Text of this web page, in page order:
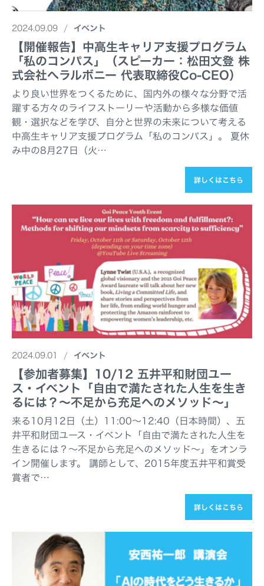
2024.09.09 イベント
【開催報告】中高生キャリア支援プログラム
「私のコンパス」（スピーカー：松田文登 株
式会社へラルボニー 代表取締役Co-CEO）
より良い世界をつくるために、国内外の様々な分野で活
躍する方々のライフストーリーや活動から多様な価値
観・選択などを学び、自分と世界の未来について考える
中高生キャリア支援プログラム「私のコンパス」。 夏休
み中の8月27日（火…
詳しくはこちら
2024.09.01 イベント
【参加者募集】10/12 五井平和財団ユー
ス・イベント「自由で満たされた人生を生き
るには？～不足から充足へのメソッド～」
来る10月12日（土）11:00～12:40（日本時間）、五
井平和財団ユース・イベント「自由で満たされた人生を
生きるには？～不足から充足へのメソッド～」をオンラ
イン開催します。 講師として、2015年度五井平和賞受
賞者で…
詳しくはこちら